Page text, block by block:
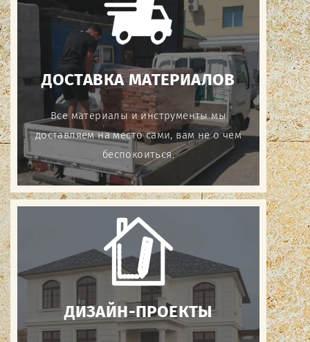
ДОСТАВКА МАТЕРИАЛОВ
Все материалы и инструменты мы
доставляем на место сами, вам не о чем
беспокоиться.
ДИЗАЙН-ПРОЕКТЫ